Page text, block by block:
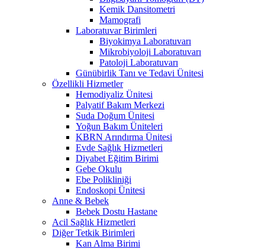
Kemik Dansitometri
Mamografi
Laboratuvar Birimleri
Biyokimya Laboratuvarı
Mikrobiyoloji Laboratuvarı
Patoloji Laboratuvarı
Günübirlik Tanı ve Tedavi Ünitesi
Özellikli Hizmetler
Hemodiyaliz Ünitesi
Palyatif Bakım Merkezi
Suda Doğum Ünitesi
Yoğun Bakım Üniteleri
KBRN Arındırma Ünitesi
Evde Sağlık Hizmetleri
Diyabet Eğitim Birimi
Gebe Okulu
Ebe Polikliniği
Endoskopi Ünitesi
Anne & Bebek
Bebek Dostu Hastane
Acil Sağlık Hizmetleri
Diğer Tetkik Birimleri
Kan Alma Birimi